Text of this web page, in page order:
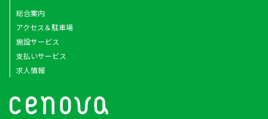
総合案内
アクセス＆駐車場
施設サービス
支払いサービス
求人情報